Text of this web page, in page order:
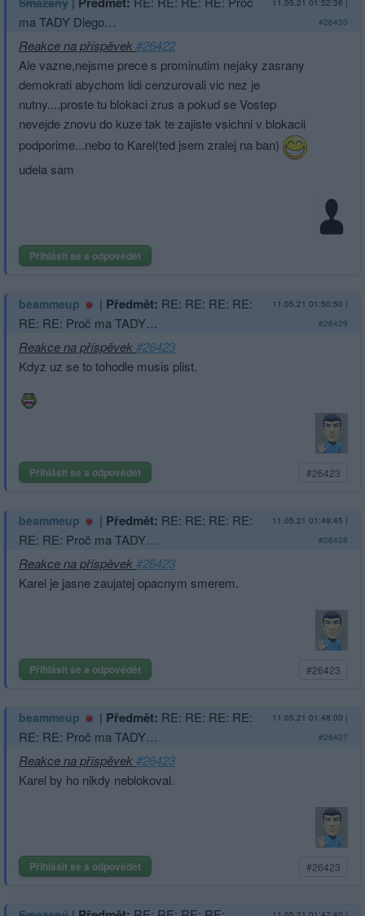
ma TADY Diego…
11.05.21 01:52:36
#26430
Reakce na příspěvek#26422
Ale vazne,nejsme prece s prominutim nejaky zasrany
demokrati abychom lidi cenzurovali vic nez je
nutny....proste tu blokaci zrus a pokud se Vostep
nevejde znovu do kuze tak te zajiste vsichni v blokacii
podporime...nebo to Karel(ted jsem zralej na ban)
udela sam
Přihlásit se a odpovědět
beammeup | Předmět: RE: RE: RE: RE:
RE: RE: Proč ma TADY…
11.05.21 01:50:50 |
#26429
Reakce na příspěvek#26423
Kdyz uz se to tohodle musis plist.
Přihlásit se a odpovědět #26423
beammeup | Předmět: RE: RE: RE: RE:
RE: RE: Proč ma TADY…
11.05.21 01:49:45 |
#26428
Reakce na příspěvek#26423
Karel je jasne zaujatej opacnym smerem.
Přihlásit se a odpovědět #26423
beammeup | Předmět: RE: RE: RE: RE:
RE: RE: Proč ma TADY…
11.05.21 01:48:00 |
#26427
Reakce na příspěvek#26423
Karel by ho nikdy neblokoval.
Přihlásit se a odpovědět #26423